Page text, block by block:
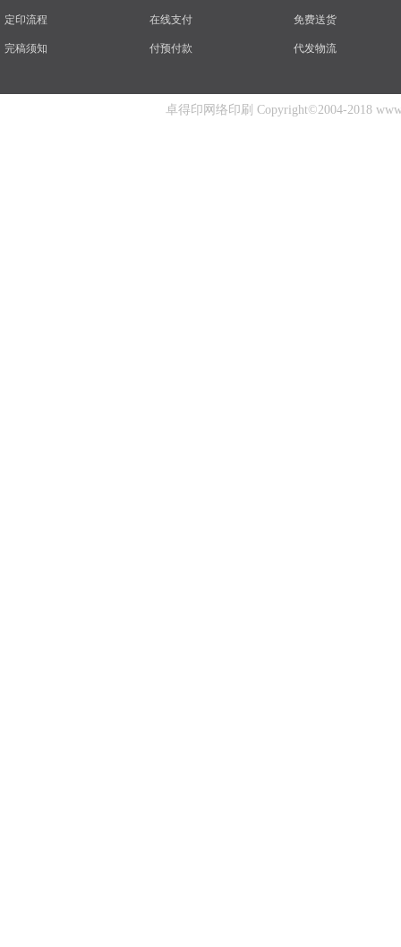
定印流程
完稿须知
在线支付
付预付款
免费送货
代发物流
卓得印网络印刷 Copyright©2004-2018